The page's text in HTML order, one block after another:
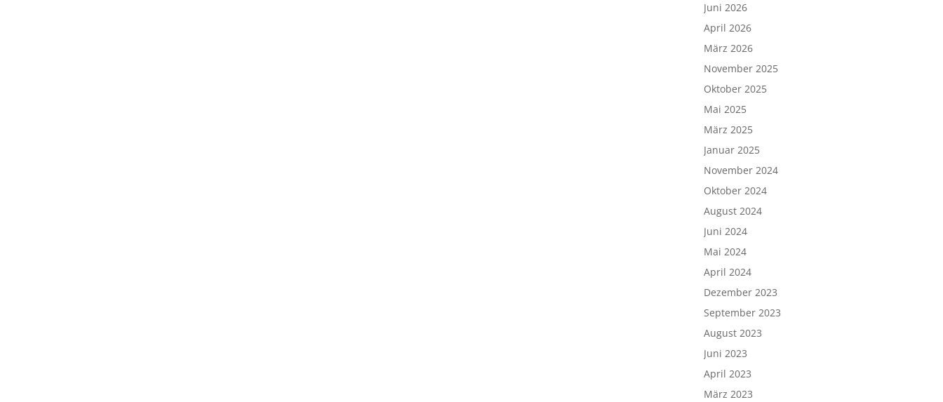
Juni 2026
April 2026
März 2026
November 2025
Oktober 2025
Mai 2025
März 2025
Januar 2025
November 2024
Oktober 2024
August 2024
Juni 2024
Mai 2024
April 2024
Dezember 2023
September 2023
August 2023
Juni 2023
April 2023
März 2023